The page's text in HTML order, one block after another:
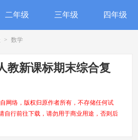
二年级 三年级 四年级
> 数学
教新课标期末综合复
网络，版权归原作者所有，不存储任何试
自行前往下载，请勿用于商业用途，否则后